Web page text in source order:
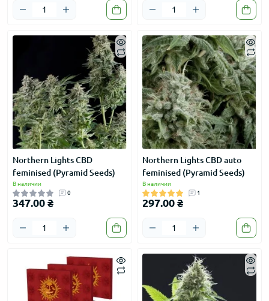
Northern Lights CBD
feminised (Pyramid Seeds)
В наличии
0
347.00 ₴
Northern Lights CBD auto
feminised (Pyramid Seeds)
В наличии
1
297.00 ₴